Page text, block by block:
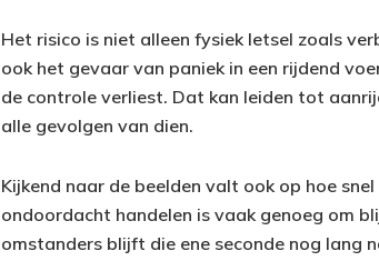
Het risico is niet alleen fysiek letsel zoals
ook het gevaar van paniek in een rijdend
de controle verliest. Dat kan leiden tot
alle gevolgen van dien.
Kijkend naar de beelden valt ook op hoe
ondoordacht handelen is vaak genoeg om
omstanders blijft die ene seconde nog lang